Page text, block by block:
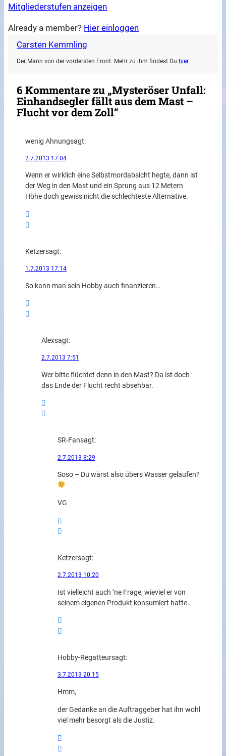
Mitgliederstufen anzeigen
Already a member? Hier einloggen
Carsten Kemmling
Der Mann von der vordersten Front. Mehr zu ihm findest Du hier.
6 Kommentare zu „Mysteröser Unfall:
Einhandsegler fällt aus dem Mast –
Flucht vor dem Zoll“
wenig Ahnungsagt:
2.7.2013 17:04
Wenn er wirklich eine Selbstmordabsicht hegte, dann ist
der Weg in den Mast und ein Sprung aus 12 Metern
Höhe doch gewiss nicht die schlechteste Alternative.
Ketzersagt:
1.7.2013 17:14
So kann man sein Hobby auch finanzieren…
Alexsagt:
2.7.2013 7:51
Wer bitte flüchtet denn in den Mast? Da ist doch
das Ende der Flucht recht absehbar.
SR-Fansagt:
2.7.2013 8:29
Soso – Du wärst also übers Wasser gelaufen?
VG
Ketzersagt:
2.7.2013 10:20
Ist vielleicht auch ’ne Frage, wieviel er von
seinem eigenen Produkt konsumiert hatte…
Hobby-Regatteursagt:
3.7.2013 20:15
Hmm,
der Gedanke an die Auftraggeber hat ihn wohl
viel mehr besorgt als die Justiz.